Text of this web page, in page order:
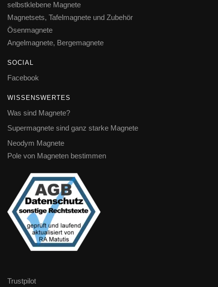
selbstklebene Magnete
Magnetsets, Tafelmagnete und Zubehör
Ösenmagnete
Angelmagnete, Bergemagnete
SOCIAL
Facebook
WISSENSWERTES
Was sind Magnete?
Supermagnete sind ganz starke Magnete
Neodym Magnete
Pole von Magneten bestimmen
Trustpilot